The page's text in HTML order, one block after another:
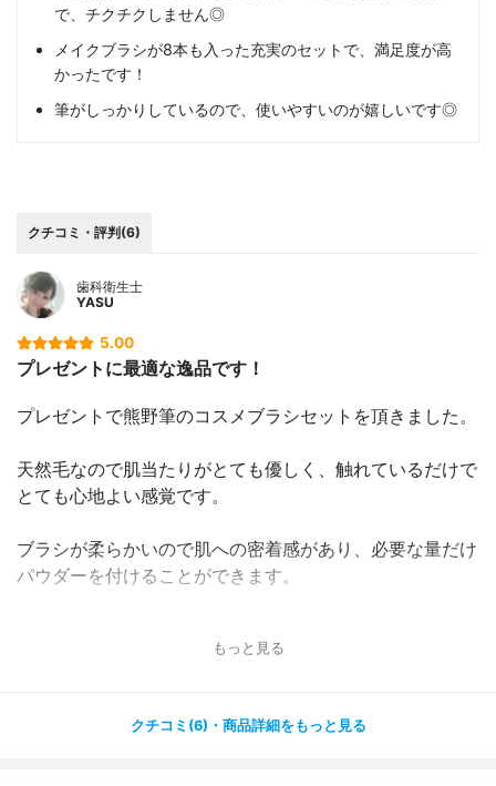
で、チクチクしません◎
メイクブラシが8本も入った充実のセットで、満足度が高
かったです！
筆がしっかりしているので、使いやすいのが嬉しいです◎
クチコミ・評判(6)
歯科衛生士
YASU
5.00
プレゼントに最適な逸品です！
プレゼントで熊野筆のコスメブラシセットを頂きました。
天然毛なので肌当たりがとても優しく、触れているだけで
とても心地よい感覚です。
ブラシが柔らかいので肌への密着感があり、必要な量だけ
パウダーを付けることができます。
で、プレゼントとしても喜ばれる逸品だと思います。
もっと見る
クチコミ(6)・商品詳細をもっと見る